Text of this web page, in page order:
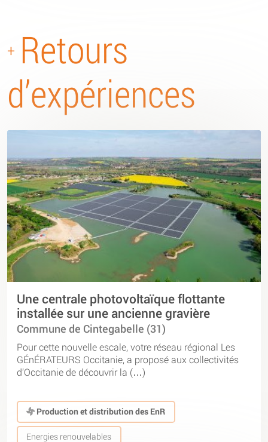
+ Retours
d’expériences
Une centrale photovoltaïque flottante
installée sur une ancienne gravière
Commune de Cintegabelle (31)
Pour cette nouvelle escale, votre réseau régional Les
GÉnÉRATEURS Occitanie, a proposé aux collectivités
d’Occitanie de découvrir la (…)
Production et distribution des EnR
Energies renouvelables